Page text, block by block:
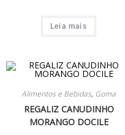
Leia mais
Alimentos e Bebidas, Goma
REGALIZ CANUDINHO
MORANGO DOCILE